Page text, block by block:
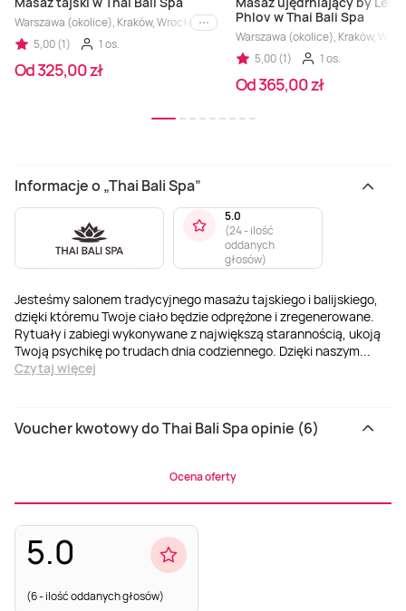
Warszawa (okolice), Kraków, Wrocław, Trójmiasto, Łódź, Gdańsk
i inne
5,00 (1)
1 os.
Od 325,00 zł
Phlov w Thai Bali Spa
Warszawa (okolice), Kraków,
5,00 (1)
1 os.
Od 365,00 zł
Informacje o „Thai Bali Spa”
Jesteśmy salonem tradycyjnego masażu tajskiego i balijskiego,
dzięki któremu Twoje ciało będzie odprężone i zregenerowane.
Rytuały i zabiegi wykonywane z największą starannością, ukoją
Twoją psychikę po trudach dnia codziennego. Dzięki naszym
Czytaj więcej
5.0
(24 - ilość
oddanych
głosów)
Voucher kwotowy do Thai Bali Spa opinie (6)
Ocena oferty
5.0
(6 - ilość oddanych głosów)